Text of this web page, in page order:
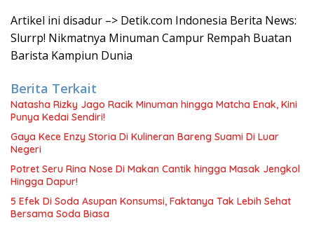
Artikel ini disadur –> Detik.com Indonesia Berita News:
Slurrp! Nikmatnya Minuman Campur Rempah Buatan
Barista Kampiun Dunia
Berita Terkait
Natasha Rizky Jago Racik Minuman hingga Matcha Enak, Kini
Punya Kedai Sendiri!
Gaya Kece Enzy Storia Di Kulineran Bareng Suami Di Luar
Negeri
Potret Seru Rina Nose Di Makan Cantik hingga Masak Jengkol
Hingga Dapur!
5 Efek Di Soda Asupan Konsumsi, Faktanya Tak Lebih Sehat
Bersama Soda Biasa